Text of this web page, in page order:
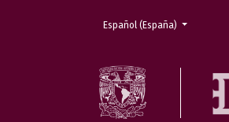
Cambiar el idioma. El actual es:
Español (España)